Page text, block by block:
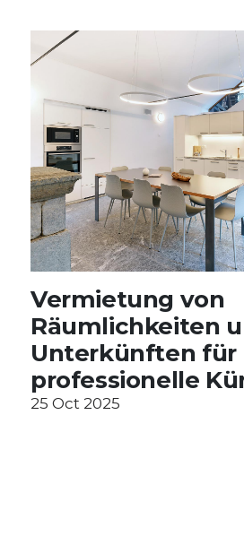
Vermietung von
Räumlichkeiten
Unterkünften für
professionelle
25 Oct 2025